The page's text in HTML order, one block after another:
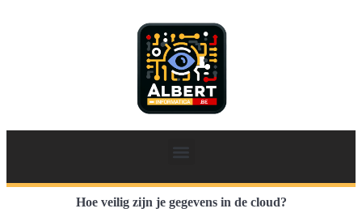
Hoe veilig zijn je gegevens in de cloud?